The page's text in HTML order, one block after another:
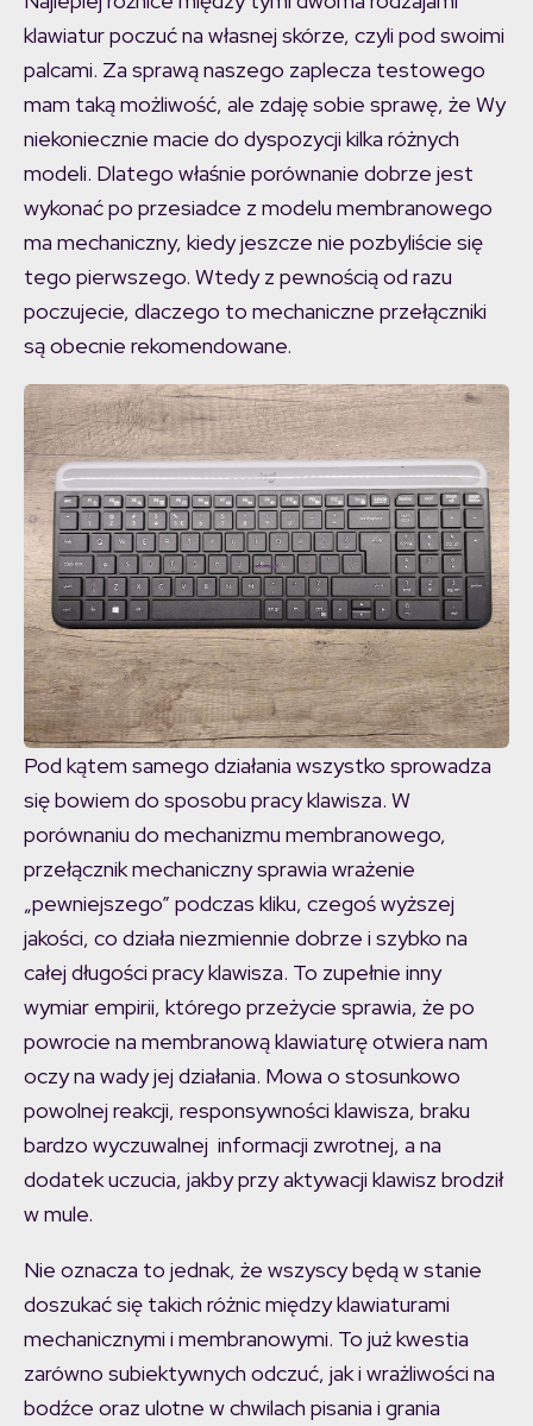
klawiatur poczuć na własnej skórze, czyli pod swoimi
palcami. Za sprawą naszego zaplecza testowego
mam taką możliwość, ale zdaję sobie sprawę, że Wy
niekoniecznie macie do dyspozycji kilka różnych
modeli. Dlatego właśnie porównanie dobrze jest
wykonać po przesiadce z modelu membranowego
ma mechaniczny, kiedy jeszcze nie pozbyliście się
tego pierwszego. Wtedy z pewnością od razu
poczujecie, dlaczego to mechaniczne przełączniki
są obecnie rekomendowane.
Pod kątem samego działania wszystko sprowadza
się bowiem do sposobu pracy klawisza. W
porównaniu do mechanizmu membranowego,
przełącznik mechaniczny sprawia wrażenie
„pewniejszego” podczas kliku, czegoś wyższej
jakości, co działa niezmiennie dobrze i szybko na
całej długości pracy klawisza. To zupełnie inny
wymiar empirii, którego przeżycie sprawia, że po
powrocie na membranową klawiaturę otwiera nam
oczy na wady jej działania. Mowa o stosunkowo
powolnej reakcji, responsywności klawisza, braku
bardzo wyczuwalnej informacji zwrotnej, a na
dodatek uczucia, jakby przy aktywacji klawisz brodził
w mule.
Nie oznacza to jednak, że wszyscy będą w stanie
doszukać się takich różnic między klawiaturami
mechanicznymi i membranowymi. To już kwestia
zarówno subiektywnych odczuć, jak i wrażliwości na
bodźce oraz ulotne w chwilach pisania i grania